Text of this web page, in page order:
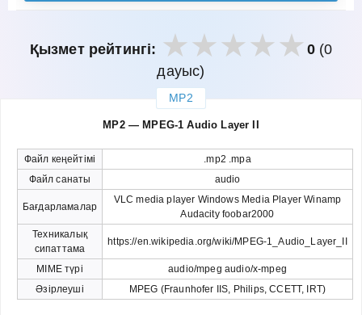
Қызмет рейтингі: 0(0
дауыс)
MP2
MP2 — MPEG-1 Audio Layer II
Файл кеңейтімі
.mp2 .mpa
Файл санаты
audio
Бағдарламалар
VLC media player Windows Media Player Winamp
Audacity foobar2000
Техникалық
сипаттама
https://en.wikipedia.org/wiki/MPEG-1_Audio_Layer_II
MIME түрі
audio/mpeg audio/x-mpeg
Әзірлеуші
MPEG (Fraunhofer IIS, Philips, CCETT, IRT)